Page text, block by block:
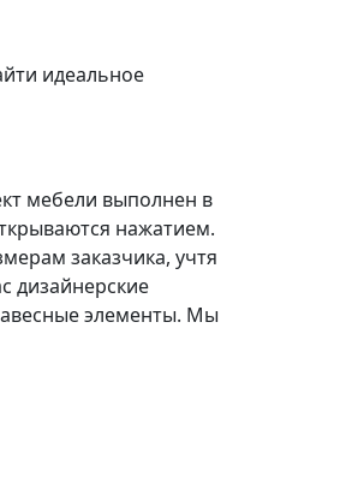
идеальное
мебели выполнен в
нажатием.
заказчика, учтя
дизайнерские
элементы. Мы